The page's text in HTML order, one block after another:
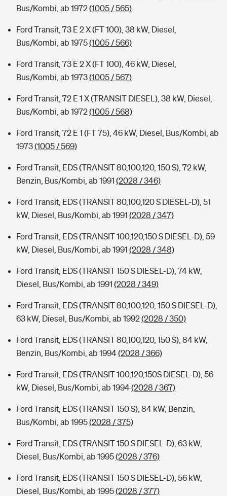
Bus/Kombi, ab 1972(1005 / 565)
Ford Transit, 73 E 2 X (FT 100), 38 kW, Diesel,
Bus/Kombi, ab 1975(1005 / 566)
Ford Transit, 73 E 2 X (FT 100), 46 kW, Diesel,
Bus/Kombi, ab 1973(1005 / 567)
Ford Transit, 72 E 1 X (TRANSIT DIESEL), 38 kW, Diesel,
Bus/Kombi, ab 1972(1005 / 568)
Ford Transit, 72 E 1 (FT 75), 46 kW, Diesel, Bus/Kombi, ab
1973(1005 / 569)
Ford Transit, EDS (TRANSIT 80,100,120, 150 S), 72 kW,
Benzin, Bus/Kombi, ab 1991 (2028 / 346)
Ford Transit, EDS (TRANSIT 80,100,120 S DIESEL-D), 51
kW, Diesel, Bus/Kombi, ab 1991 (2028 / 347)
Ford Transit, EDS (TRANSIT 100,120,150 S DIESEL-D), 59
kW, Diesel, Bus/Kombi, ab 1991 (2028 / 348)
Ford Transit, EDS (TRANSIT 150 S DIESEL-D), 74 kW,
Diesel, Bus/Kombi, ab 1991 (2028 / 349)
Ford Transit, EDS (TRANSIT 80,100,120, 150 S DIESEL-D),
63 kW, Diesel, Bus/Kombi, ab 1992(2028 / 350)
Ford Transit, EDS (TRANSIT 80,100,120, 150 S), 84 kW,
Benzin, Bus/Kombi, ab 1994(2028 / 366)
Ford Transit, EDS (TRANSIT 100,120,150S DIESEL-D), 56
kW, Diesel, Bus/Kombi, ab 1994(2028 / 367)
Ford Transit, EDS (TRANSIT 150 S), 84 kW, Benzin,
Bus/Kombi, ab 1995(2028 / 375)
Ford Transit, EDS (TRANSIT 150 S DIESEL-D), 63 kW,
Diesel, Bus/Kombi, ab 1995(2028 / 376)
Ford Transit, EDS (TRANSIT 150 S DIESEL-D), 56 kW,
Diesel, Bus/Kombi, ab 1995(2028 / 377)